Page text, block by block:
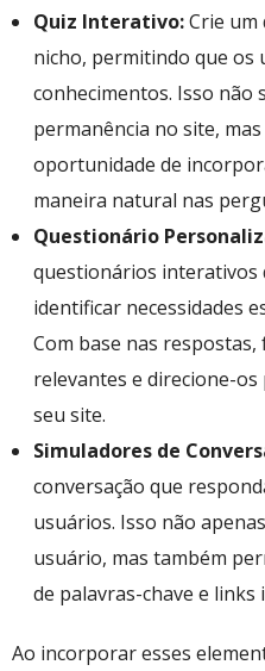
Quiz Interativo:Crie um
nicho, permitindo que os
conhecimentos. Isso não
permanência no site,
oportunidade de
maneira natural nas
Questionário
questionários interativos
identificar necessidades
Com base nas
relevantes e direcione-
seu site.
Simuladores de
conversação que
usuários. Isso não
usuário, mas também
de palavras-chave e links
Ao incorporar esses